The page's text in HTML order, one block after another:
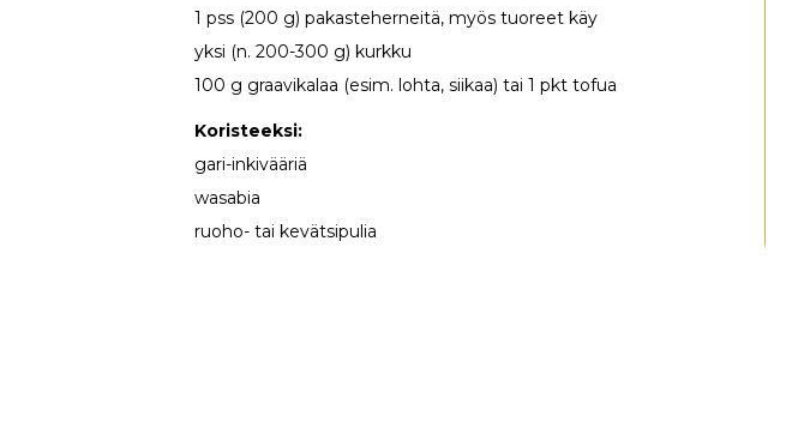
1 pss (200 g) pakasteherneitä, myös tuoreet käy
yksi (n. 200-300 g) kurkku
100 g graavikalaa (esim. lohta, siikaa) tai 1 pkt tofua
Koristeeksi:
gari-inkivääriä
wasabia
ruoho- tai kevätsipulia